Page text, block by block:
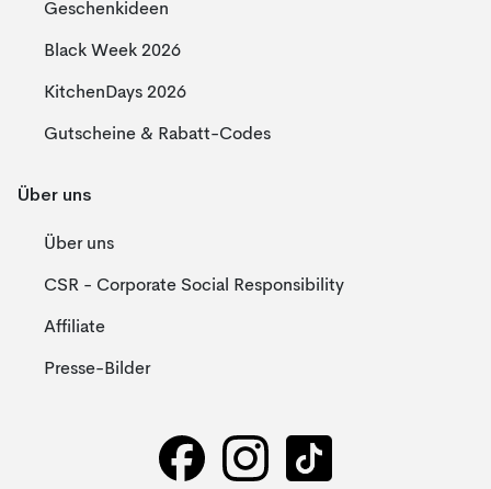
Geschenkideen
Black Week 2026
KitchenDays 2026
Gutscheine & Rabatt-Codes
Über uns
Über uns
CSR - Corporate Social Responsibility
Affiliate
Presse-Bilder